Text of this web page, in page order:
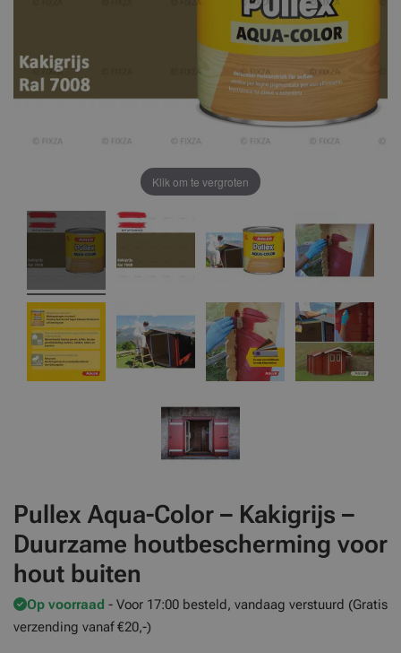
Pullex Aqua-Color – Kakigrijs –
Duurzame houtbescherming voor
hout buiten
Op voorraad - Voor 17:00 besteld, vandaag verstuurd (Gratis
verzending vanaf €20,-)
Klik om te vergroten